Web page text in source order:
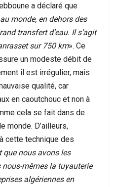
a déclaré que
monde, en dehors des
transfert d’eau. Il s’agit
sur 750 km». Ce
un modeste débit de
il est irrégulier, mais
qualité, car
en caoutchouc et non à
cela se fait dans de
monde. D’ailleurs,
cette technique des
que nous avons les
mêmes la tuyauterie
algériennes en